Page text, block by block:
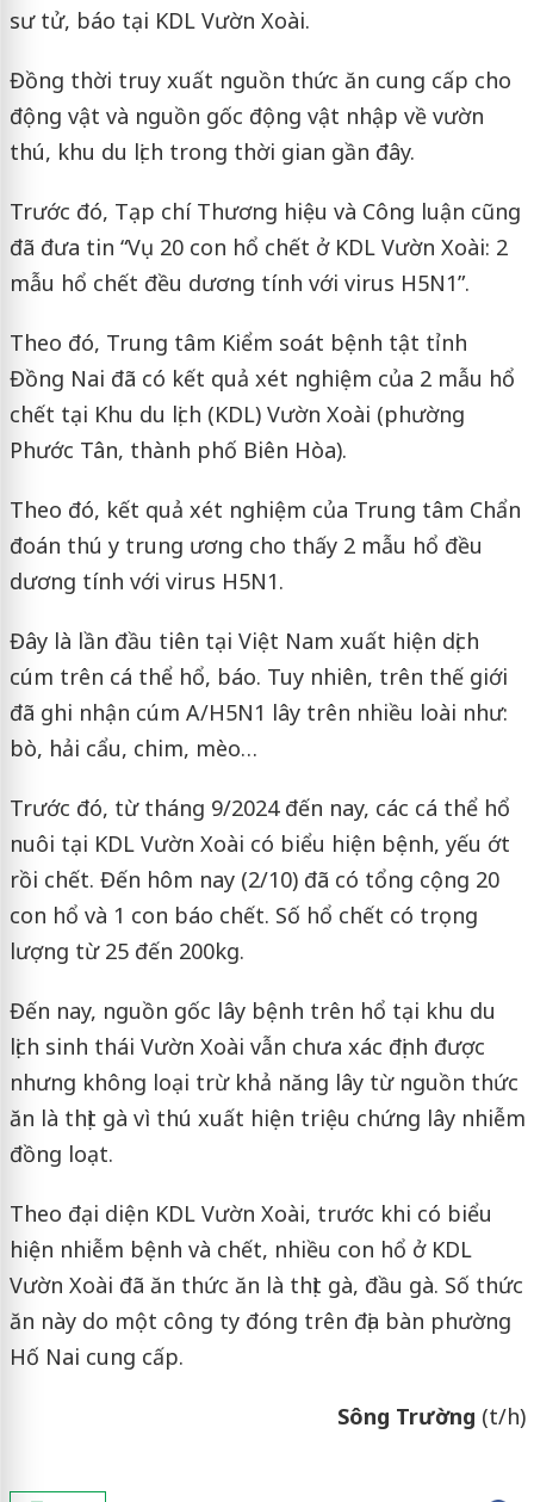
sư tử, báo tại KDL Vườn Xoài.
Đồng thời truy xuất nguồn thức ăn cung cấp cho
động vật và nguồn gốc động vật nhập về vườn
thú, khu du lịch trong thời gian gần đây.
Trước đó, Tạp chí Thương hiệu và Công luận cũng
đã đưa tin “Vụ 20 con hổ chết ở KDL Vườn Xoài: 2
mẫu hổ chết đều dương tính với virus H5N1”.
Theo đó, Trung tâm Kiểm soát bệnh tật tỉnh
Đồng Nai đã có kết quả xét nghiệm của 2 mẫu hổ
chết tại Khu du lịch (KDL) Vườn Xoài (phường
Phước Tân, thành phố Biên Hòa).
Theo đó, kết quả xét nghiệm của Trung tâm Chẩn
đoán thú y trung ương cho thấy 2 mẫu hổ đều
dương tính với virus H5N1.
Đây là lần đầu tiên tại Việt Nam xuất hiện dịch
cúm trên cá thể hổ, báo. Tuy nhiên, trên thế giới
đã ghi nhận cúm A/H5N1 lây trên nhiều loài như:
bò, hải cẩu, chim, mèo…
Trước đó, từ tháng 9/2024 đến nay, các cá thể hổ
nuôi tại KDL Vườn Xoài có biểu hiện bệnh, yếu ớt
rồi chết. Đến hôm nay (2/10) đã có tổng cộng 20
con hổ và 1 con báo chết. Số hổ chết có trọng
lượng từ 25 đến 200kg.
Đến nay, nguồn gốc lây bệnh trên hổ tại khu du
lịch sinh thái Vườn Xoài vẫn chưa xác định được
nhưng không loại trừ khả năng lây từ nguồn thức
ăn là thịt gà vì thú xuất hiện triệu chứng lây nhiễm
đồng loạt.
Theo đại diện KDL Vườn Xoài, trước khi có biểu
hiện nhiễm bệnh và chết, nhiều con hổ ở KDL
Vườn Xoài đã ăn thức ăn là thịt gà, đầu gà. Số thức
ăn này do một công ty đóng trên địa bàn phường
Hố Nai cung cấp.
Sông Trường (t/h)